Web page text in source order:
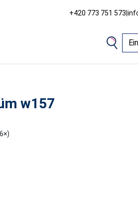
+420 773 751 573|
w157